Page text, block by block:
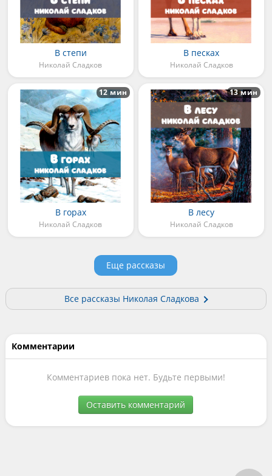
В степи
Николай Сладков
В песках
Николай Сладков
В горах
Николай Сладков
12 мин
В лесу
Николай Сладков
13 мин
Еще рассказы
Все рассказы Николая Сладкова
Комментарии
Комментариев пока нет. Будьте первыми!
Оставить комментарий